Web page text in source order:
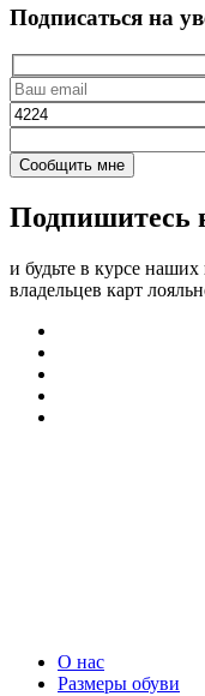
Подписаться на
Подпишитесь
и будьте в курсе
владельцев карт
О нас
Размеры обуви